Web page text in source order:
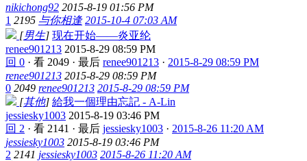
nikichong92 2015-8-19 01:56 PM
1 2195 与你相逢 2015-10-4 07:03 AM
[男生] 现在开始——炎亚纶
renee901213 2015-8-29 08:59 PM
回 0 · 看 2049 · 最后 renee901213 · 2015-8-29 08:59 PM
renee901213 2015-8-29 08:59 PM
0 2049 renee901213 2015-8-29 08:59 PM
[其他] 給我一個理由忘記 - A-Lin
jessiesky1003 2015-8-19 03:46 PM
回 2 · 看 2141 · 最后 jessiesky1003 · 2015-8-26 11:20 AM
jessiesky1003 2015-8-19 03:46 PM
2 2141 jessiesky1003 2015-8-26 11:20 AM